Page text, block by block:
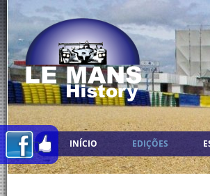
INÍCIO EDIÇÕES